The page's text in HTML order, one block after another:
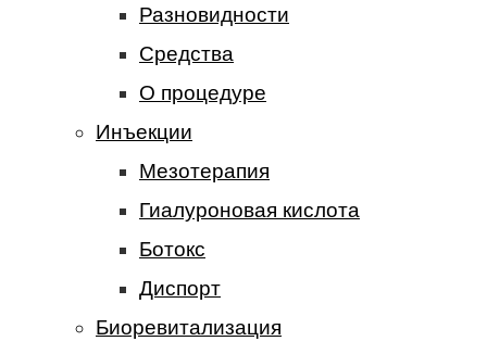
Разновидности
Средства
О процедуре
Инъекции
Мезотерапия
Гиалуроновая кислота
Ботокс
Диспорт
Биоревитализация